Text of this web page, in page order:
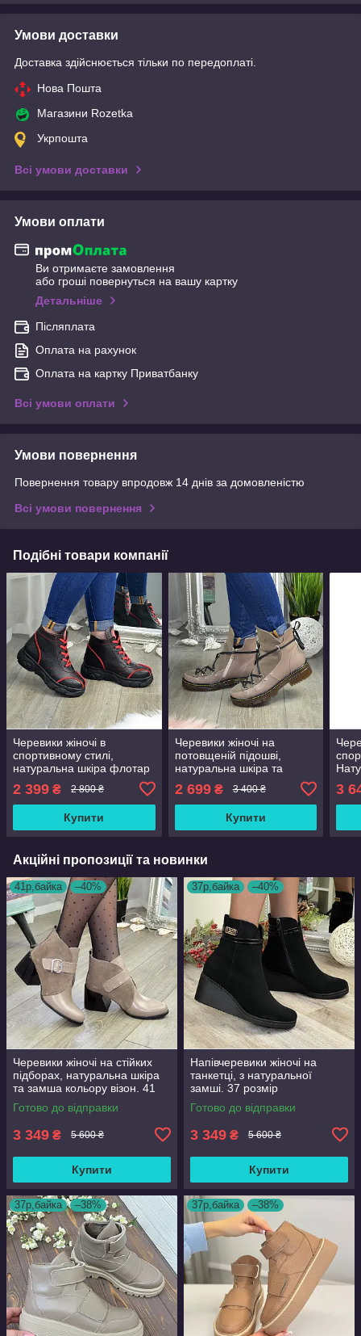
Умови доставки
Доставка здійснюється тільки по передоплаті.
Нова Пошта
Магазини Rozetka
Укрпошта
Всі умови доставки
Умови оплати
Ви отримаєте замовлення
або гроші повернуться на вашу картку
Детальніше
Післяплата
Оплата на рахунок
Оплата на картку Приватбанку
Всі умови оплати
Умови повернення
Повернення товару впродовж 14 днів за домовленістю
Всі умови повернення
Подібні товари компанії
Черевики жіночі в
спортивному стилі,
натуральна шкіра флотар
розмір
2 399 ₴ 2 800 ₴
Купити
Черевики жіночі на
потовщеній підошві,
натуральна шкіра та
замша кольору візон. 37
розмір
2 699₴ 3 400 ₴
Купити
3
Акційні пропозиції та новинки
41р,байка –40%
Черевики жіночі на стійких
підборах, натуральна шкіра
та замша кольору візон. 41
розмір
Готово до відправки
3 349 ₴ 5 600 ₴
Купити
37р,байка –40%
Напівчеревики жіночі на
танкетці, з натуральної
замші. 37 розмір
Готово до відправки
3 349 ₴ 5 600 ₴
Купити
37р,байка –38% 37р,байка –38%